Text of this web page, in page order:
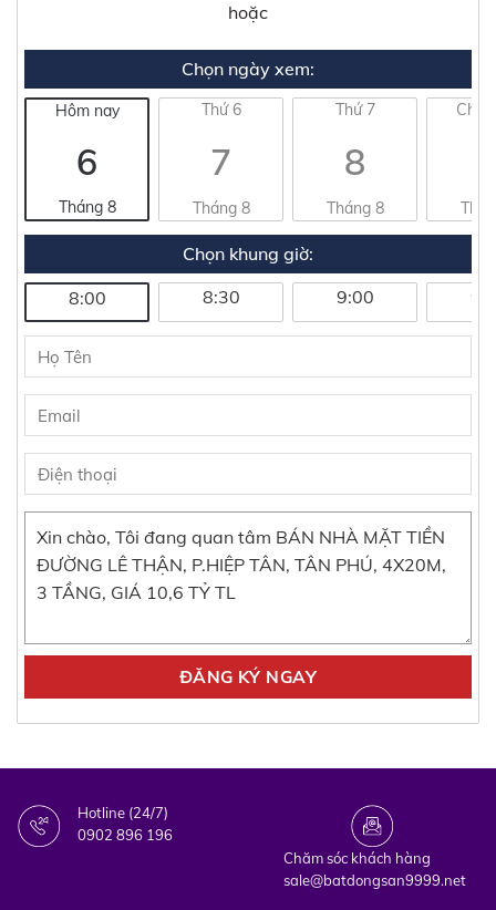
hoặc
Chọn ngày xem:
Hôm nay
6
Tháng 8
Thứ 6
7
Tháng 8
Thứ 7
8
Tháng 8
Chủ
Chọn khung giờ:
8:00
8:30 9:00
Hotline (24/7)
0902 896 196
Chăm sóc khách hàng
sale@batdongsan9999.net